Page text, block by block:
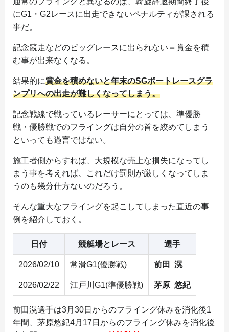
にG1・G2レースに出走できないペナルティが課される
事だ。
記念競走などのビッグレースに出られない＝賞金を積
む事が出来なくなる。
結果的に賞金を積めないと年末のSGボートレースグラ
ンプリへの出走が難しくなってしまう。
記念戦線で戦っているレーサーにとっては、準優勝
戦・優勝戦でのフライングは自分の首を絞めてしまう
といっても過言ではない。
施工者側からすれば、大規模な売上な損失になってし
まう事を考えれば、これだけ罰則が厳しくなってしま
うのも幾分仕方ないのだろう。
そんな重大なフライングを起こしてしまった直近の事
例を紹介しておく。
日付 競艇場とレース 選手
2026/02/10 常滑G1(優勝戦) 前田 滉
2026/02/22 江戸川G1(準優勝戦) 茅原 悠紀
前田滉選手は3月30日からのフライング休みを消化後1
年間、茅原悠紀4月17日からのフライング休みを消化後